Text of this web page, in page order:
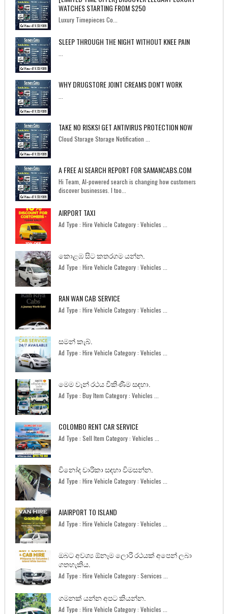
WATCHES STARTING FROM $250
Luxury Timepieces Co...
SLEEP THROUGH THE NIGHT WITHOUT KNEE PAIN
WHY DRUGSTORE JOINT CREAMS DON'T WORK
TAKE NO RISKS! GET ANTIVIRUS PROTECTION NOW
Cloud Storage Storage Notification ...
A FREE AI SEARCH REPORT FOR SAMANCABS.COM
Hi Team, AI-powered search is changing how customers
discover businesses. I too...
AIRPORT TAXI
Ad Type : Hire Vehicle Category : Vehicles ...
කොළඹ සිට කතරගම යන්න.
Ad Type : Hire Vehicle Category : Vehicles ...
RAN WAN CAB SERVICE
Ad Type : Hire Vehicle Category : Vehicles ...
සමන් කැබ්.
Ad Type : Hire Vehicle Category : Vehicles ...
මෙම වෑන් රථය විකිණීම සඳහා.
Ad Type : Buy Item Category : Vehicles ...
COLOMBO RENT CAR SERVICE
Ad Type : Sell Item Category : Vehicles ...
විනෝද චාරිකා සඳහා විමසන්න.
Ad Type : Hire Vehicle Category : Vehicles ...
AIAIRPORT TO ISLAND
Ad Type : Hire Vehicle Category : Vehicles ...
ඔබට අවශ්‍ය ඕනෑම ලොරි රථයක් අපෙන් ලබා
ගතහැකිය.
Ad Type : Hire Vehicle Category : Services ...
ගමනක් යන්න අපට කියන්න.
Ad Type : Hire Vehicle Category : Vehicles ...